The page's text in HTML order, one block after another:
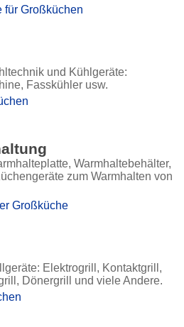
für Großküchen
und Kühlgeräte:
Fasskühler usw.
Warmhaltebehälter,
zum Warmhalten von
Großküche
Elektrogrill, Kontaktgrill,
Dönergrill und viele Andere.